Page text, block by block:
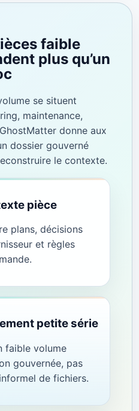
faible
plus qu’un
se situent
maintenance,
donne aux
dossier gouverné
le contexte.
pièce
plans, décisions
et règles
petite série
faible volume
gouvernée, pas
de fichiers.